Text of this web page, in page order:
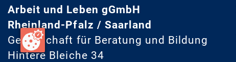
Arbeit und Leben gGmbH
Rheinland-Pfalz / Saarland
Gesellschaft für Beratung und Bildung
Hintere Bleiche 34